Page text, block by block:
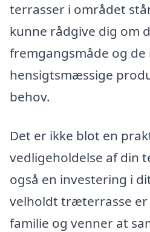
terrasser i området
kunne rådgive dig om
fremgangsmåde og de
hensigtsmæssige
behov.
Det er ikke blot en
vedligeholdelse af din
også en investering i
velholdt træterrasse
familie og venner at